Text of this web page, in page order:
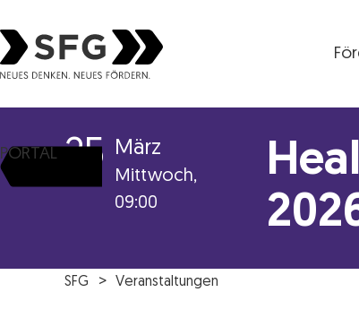
PORTAL 25 März
Mittwoch,
09:00
SFG Veranstaltungen